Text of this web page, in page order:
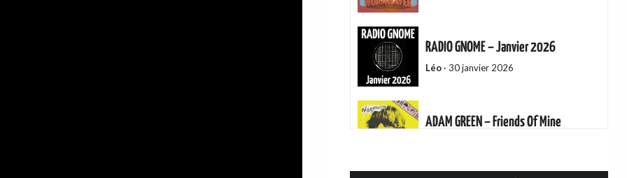
RADIO GNOME – Janvier 2026
Léo· 30 janvier 2026
ADAM GREEN – Friends Of Mine